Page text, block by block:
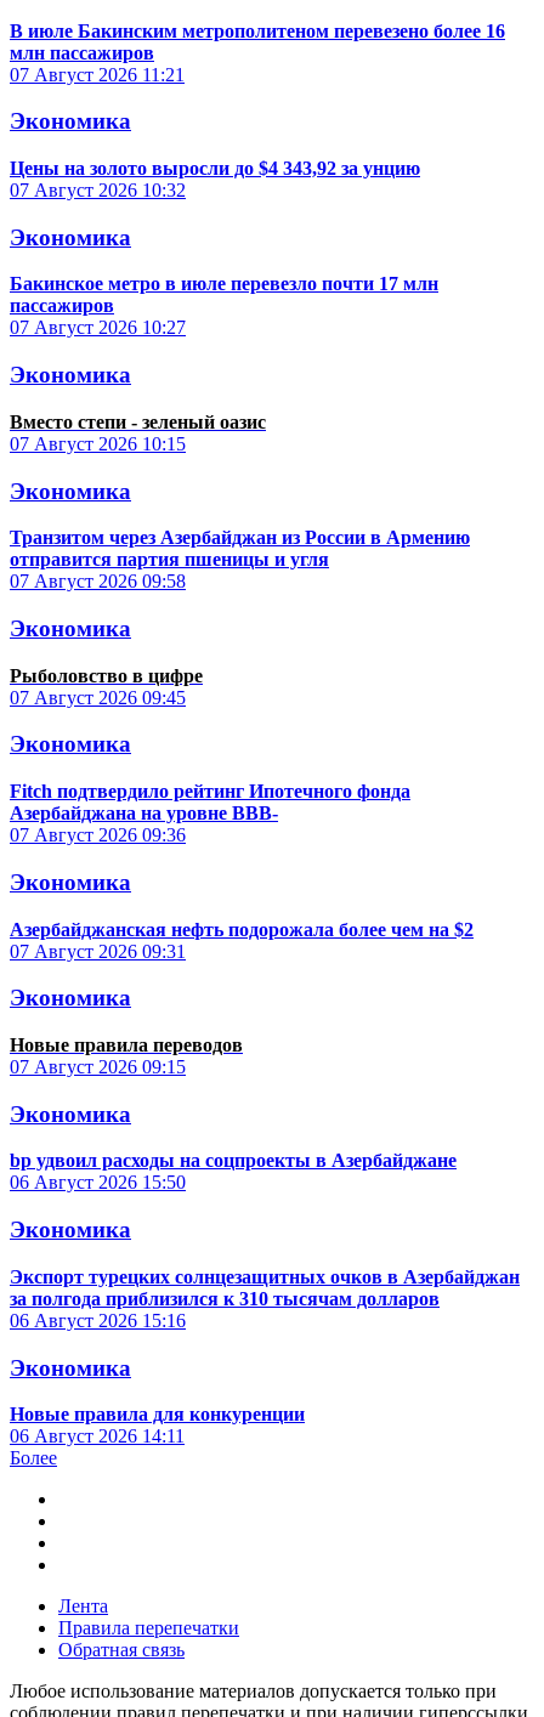
В июле Бакинским метрополитеном перевезено более 16
млн пассажиров
07 Август 2026 11:21
Экономика
Цены на золото выросли до $4 343,92 за унцию
07 Август 2026 10:32
Экономика
Бакинское метро в июле перевезло почти 17 млн
пассажиров
07 Август 2026 10:27
Экономика
Вместо степи - зеленый оазис
07 Август 2026 10:15
Экономика
Транзитом через Азербайджан из России в Армению
отправится партия пшеницы и угля
07 Август 2026 09:58
Экономика
Рыболовство в цифре
07 Август 2026 09:45
Экономика
Fitch подтвердило рейтинг Ипотечного фонда
Азербайджана на уровне BBB-
07 Август 2026 09:36
Экономика
Азербайджанская нефть подорожала более чем на $2
07 Август 2026 09:31
Экономика
Новые правила переводов
07 Август 2026 09:15
Экономика
bp удвоил расходы на соцпроекты в Азербайджане
06 Август 2026 15:50
Экономика
Экспорт турецких солнцезащитных очков в Азербайджан
за полгода приблизился к 310 тысячам долларов
06 Август 2026 15:16
Экономика
Новые правила для конкуренции
06 Август 2026 14:11
Более
Лента
Правила перепечатки
Обратная связь
Любое использование материалов допускается только при